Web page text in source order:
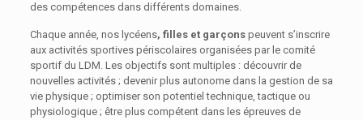
des compétences dans différents domaines.
Chaque année, nos lycéens, filles et garçons peuvent s’inscrire
aux activités sportives périscolaires organisées par le comité
sportif du LDM. Les objectifs sont multiples : découvrir de
nouvelles activités ; devenir plus autonome dans la gestion de sa
vie physique ; optimiser son potentiel technique, tactique ou
physiologique ; être plus compétent dans les épreuves de